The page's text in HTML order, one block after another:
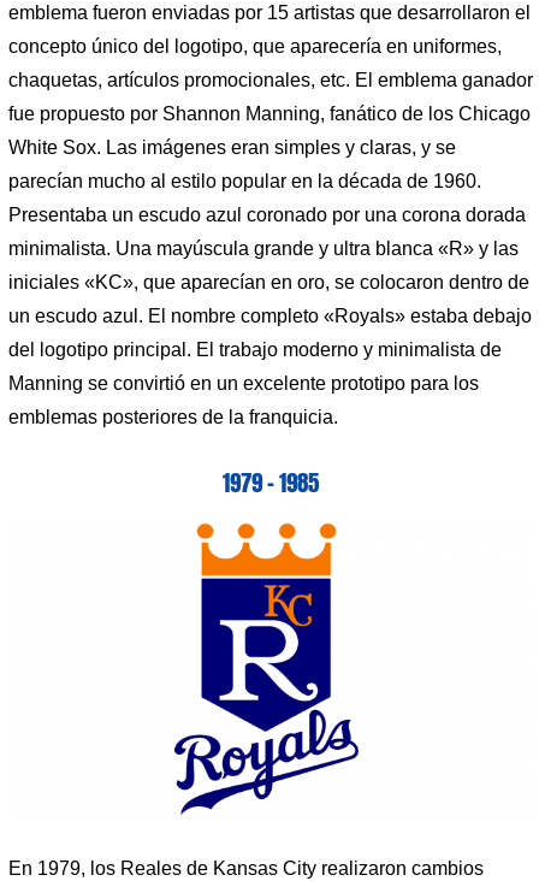
emblema fueron enviadas por 15 artistas que desarrollaron el
concepto único del logotipo, que aparecería en uniformes,
chaquetas, artículos promocionales, etc. El emblema ganador
fue propuesto por Shannon Manning, fanático de los Chicago
White Sox. Las imágenes eran simples y claras, y se
parecían mucho al estilo popular en la década de 1960.
Presentaba un escudo azul coronado por una corona dorada
minimalista. Una mayúscula grande y ultra blanca «R» y las
iniciales «KC», que aparecían en oro, se colocaron dentro de
un escudo azul. El nombre completo «Royals» estaba debajo
del logotipo principal. El trabajo moderno y minimalista de
Manning se convirtió en un excelente prototipo para los
emblemas posteriores de la franquicia.
1979 – 1985
En 1979, los Reales de Kansas City realizaron cambios